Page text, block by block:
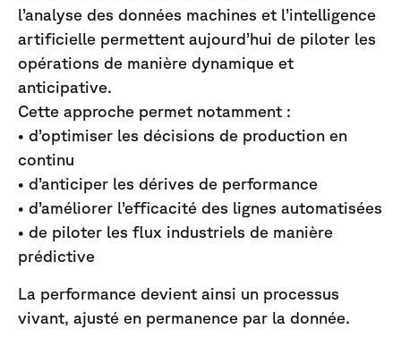
l’analyse des données machines et l’intelligence
artificielle permettent aujourd’hui de piloter les
opérations de manière dynamique et
anticipative.
Cette approche permet notamment :
• d’optimiser les décisions de production en
continu
• d’anticiper les dérives de performance
• d’améliorer l’efficacité des lignes automatisées
• de piloter les flux industriels de manière
prédictive
La performance devient ainsi un processus
vivant, ajusté en permanence par la donnée.